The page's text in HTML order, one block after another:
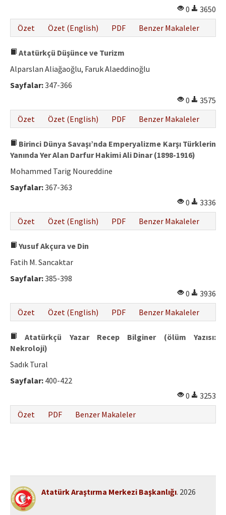
0
3650
Özet
Özet (English) PDF Benzer Makaleler
Atatürkçü Düşünce ve Turizm
Alparslan Aliağaoğlu, Faruk Alaeddinoğlu
Sayfalar:347-366
0
3575
Özet
Özet (English) PDF Benzer Makaleler
Birinci Dünya Savaşı’nda Emperyalizme Karşı Türklerin
Yanında Yer Alan Darfur Hakimi Ali Dinar (1898-1916)
Mohammed Tarig Noureddine
Sayfalar:367-363
0
3336
Özet
Özet (English) PDF Benzer Makaleler
Yusuf Akçura ve Din
Fatih M. Sancaktar
Sayfalar:385-398
0
3936
Özet
Özet (English) PDF Benzer Makaleler
Atatürkçü Yazar Recep Bilginer (ölüm Yazısı:
Nekroloji)
Sadık Tural
Sayfalar: 400-422
0
3253
Özet
PDF Benzer Makaleler
Atatürk Araştırma Merkezi Başkanlığı. 2026